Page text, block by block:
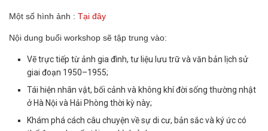
Một số hình ảnh : Tại đây
Nội dung buổi workshop sẽ tập trung vào:
Vẽ trực tiếp từ ảnh gia đình, tư liệu lưu trữ và văn bản lịch sử
giai đoạn 1950–1955;
Tái hiện nhân vật, bối cảnh và không khí đời sống thường nhật
ở Hà Nội và Hải Phòng thời kỳ này;
Khám phá cách câu chuyện về sự di cư, bản sắc và ký ức có